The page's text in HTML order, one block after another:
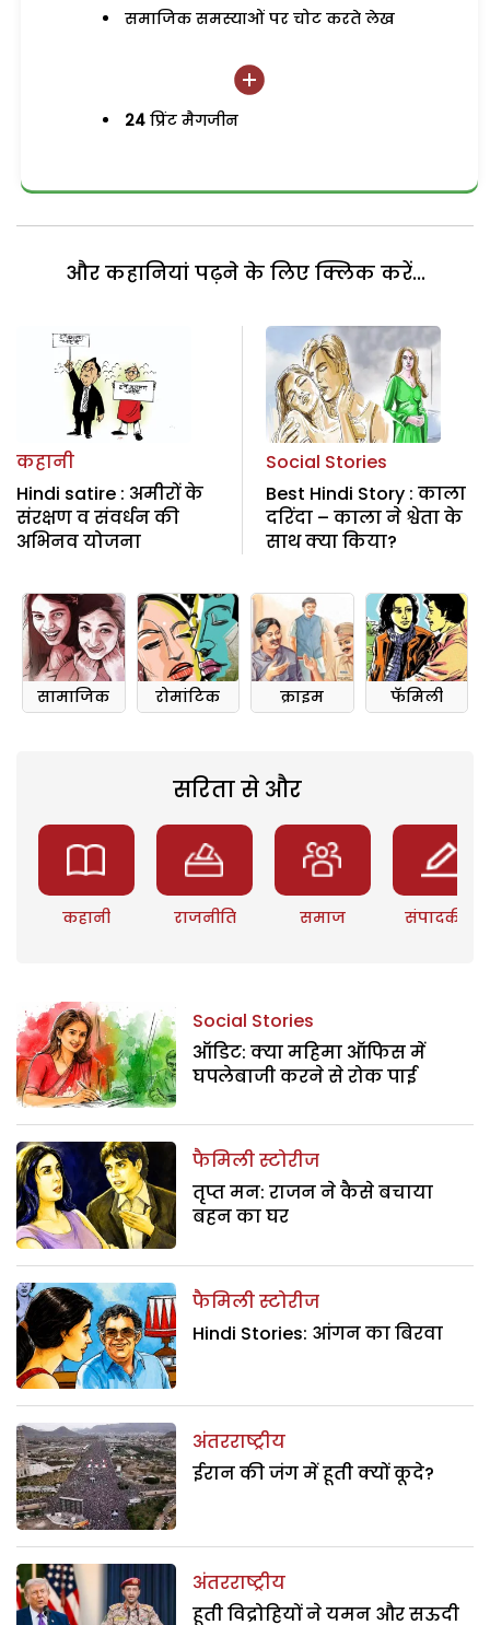
समाजिक समस्याओं पर चोट करते लेख
24 प्रिंट मैगजीन
और कहानियां पढ़ने के लिए क्लिक करें...
कहानी
Hindi satire : अमीरों के
संरक्षण व संवर्धन की
अभिनव योजना
Social Stories
Best Hindi Story : काला
दरिंदा – काला ने श्वेता के
साथ क्या किया?
सामाजिक रोमांटिक क्राइम फॅमिली
सरिता से और
कहानी राजनीति समाज संपादकीय
Social Stories
ऑडिट: क्या महिमा ऑफिस में
घपलेबाजी करने से रोक पाई
फैमिली स्टोरीज
तृप्त मन: राजन ने कैसे बचाया
बहन का घर
फैमिली स्टोरीज
Hindi Stories: आंगन का बिरवा
अंतरराष्ट्रीय
ईरान की जंग में हूती क्यों कूदे?
अंतरराष्ट्रीय
हूती विद्रोहियों ने यमन और सऊदी